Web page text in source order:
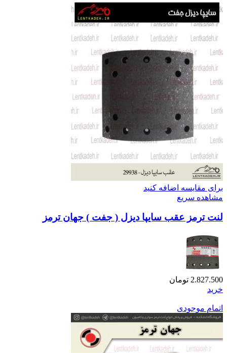
برای مقایسه اضافه کنید
مشاهده سریع
لنت ترمز عقب سایپا دیزل ( جفت ) جهان ترمز
2.827.500 تومان
خرید
اتمام موجودی